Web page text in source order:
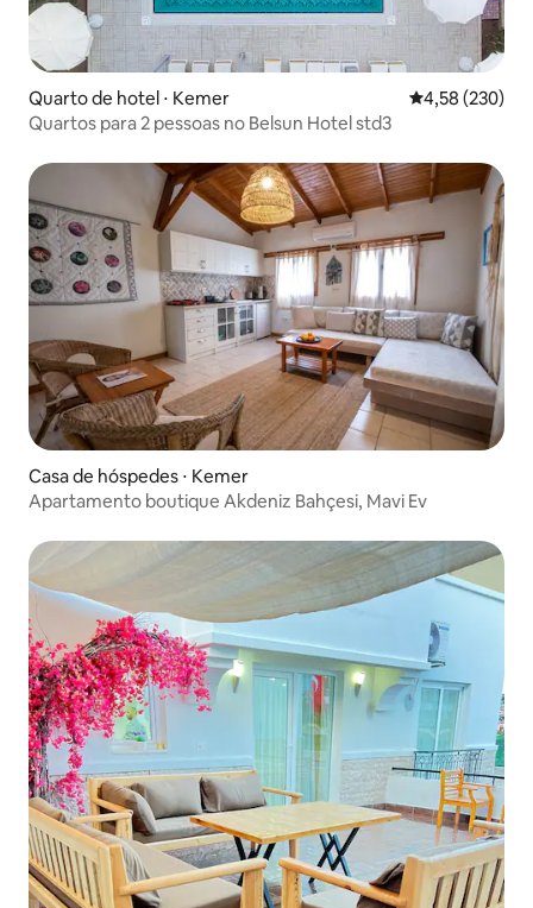
Quarto de hotel ⋅ Kemer 4,58 de uma
4,58 (230)
Quartos para 2 pessoas no Belsun Hotel std3
Casa de hóspedes ⋅ Kemer
Apartamento boutique Akdeniz Bahçesi, Mavi Ev